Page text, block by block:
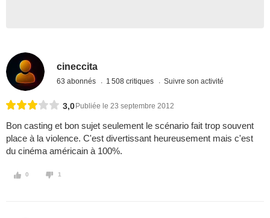
cineccita
63 abonnés 1 508 critiques Suivre son activité
3,0 Publiée le 23 septembre 2012
Bon casting et bon sujet seulement le scénario fait trop souvent
place à la violence. C'est divertissant heureusement mais c'est
du cinéma américain à 100%.
0 1